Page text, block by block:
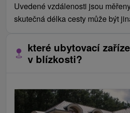
Uvedené vzdálenosti jsou
skutečná délka cesty může být
které ubytovací
v blízkosti?